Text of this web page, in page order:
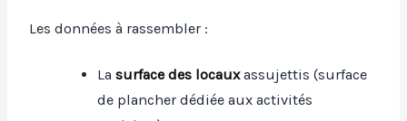
Les données à rassembler :
Lasurface des locauxassujettis (surface
de plancher dédiée aux activités